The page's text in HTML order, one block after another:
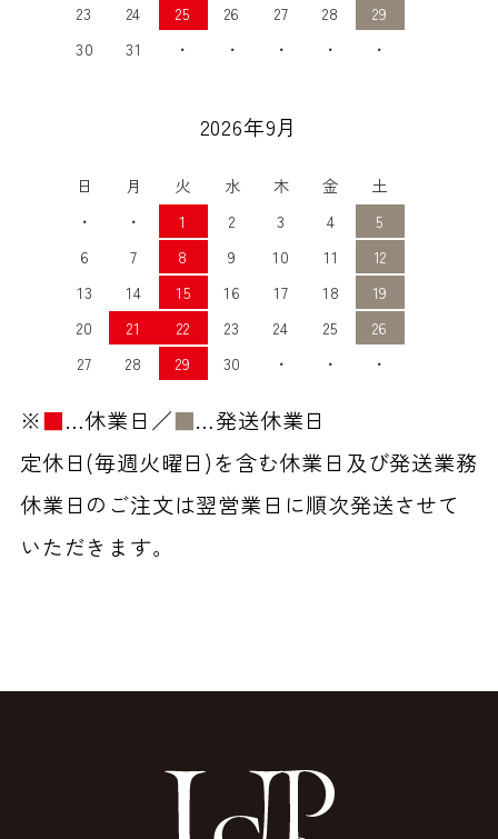
23
24 25 26 27 28
29
30
31 ・ ・ ・ ・ ・
2026年9月
日 月 火 水 木 金
土
・
・ 1 2 3 4
5
6
7 8 9 10 11
12
13
14 15 16 17 18
19
20
21 22 23 24 25
26
27
28 29 30 ・ ・ ・
※■…休業日／■…発送休業日
定休日(毎週火曜日)を含む休業日及び発送業務
休業日のご注文は翌営業日に順次発送させて
いただきます。